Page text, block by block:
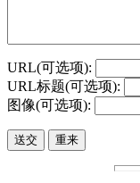
URL(可选项):
URL标题(可选项):
图像(可选项):